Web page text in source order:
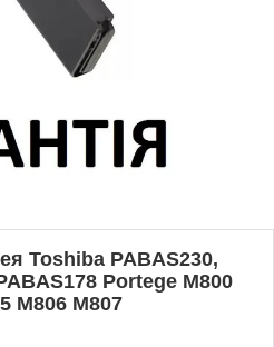
Toshiba PABAS230,
Portege M800
M806 M807